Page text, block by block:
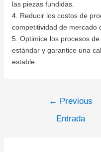
las piezas fundidas.
4. Reducir los costos de
competitividad de mercado
5. Optimice los procesos
estándar y garantice una
estable.
← Previous
Entrada